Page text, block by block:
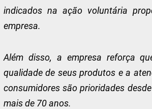
indicados na ação voluntária
empresa.
Além disso, a empresa reforça
qualidade de seus produtos e a
consumidores são prioridades
mais de 70 anos.